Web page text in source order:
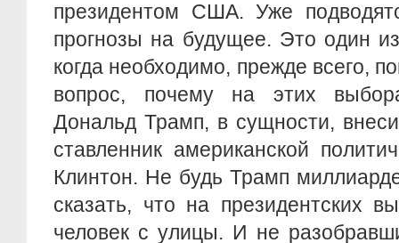
президентом США. Уже
прогнозы на будущее. Это один
когда необходимо, прежде всего,
вопрос, почему на этих
Дональд Трамп, в сущности,
ставленник американской
Клинтон. Не будь Трамп
сказать, что на президентских
человек с улицы. И не